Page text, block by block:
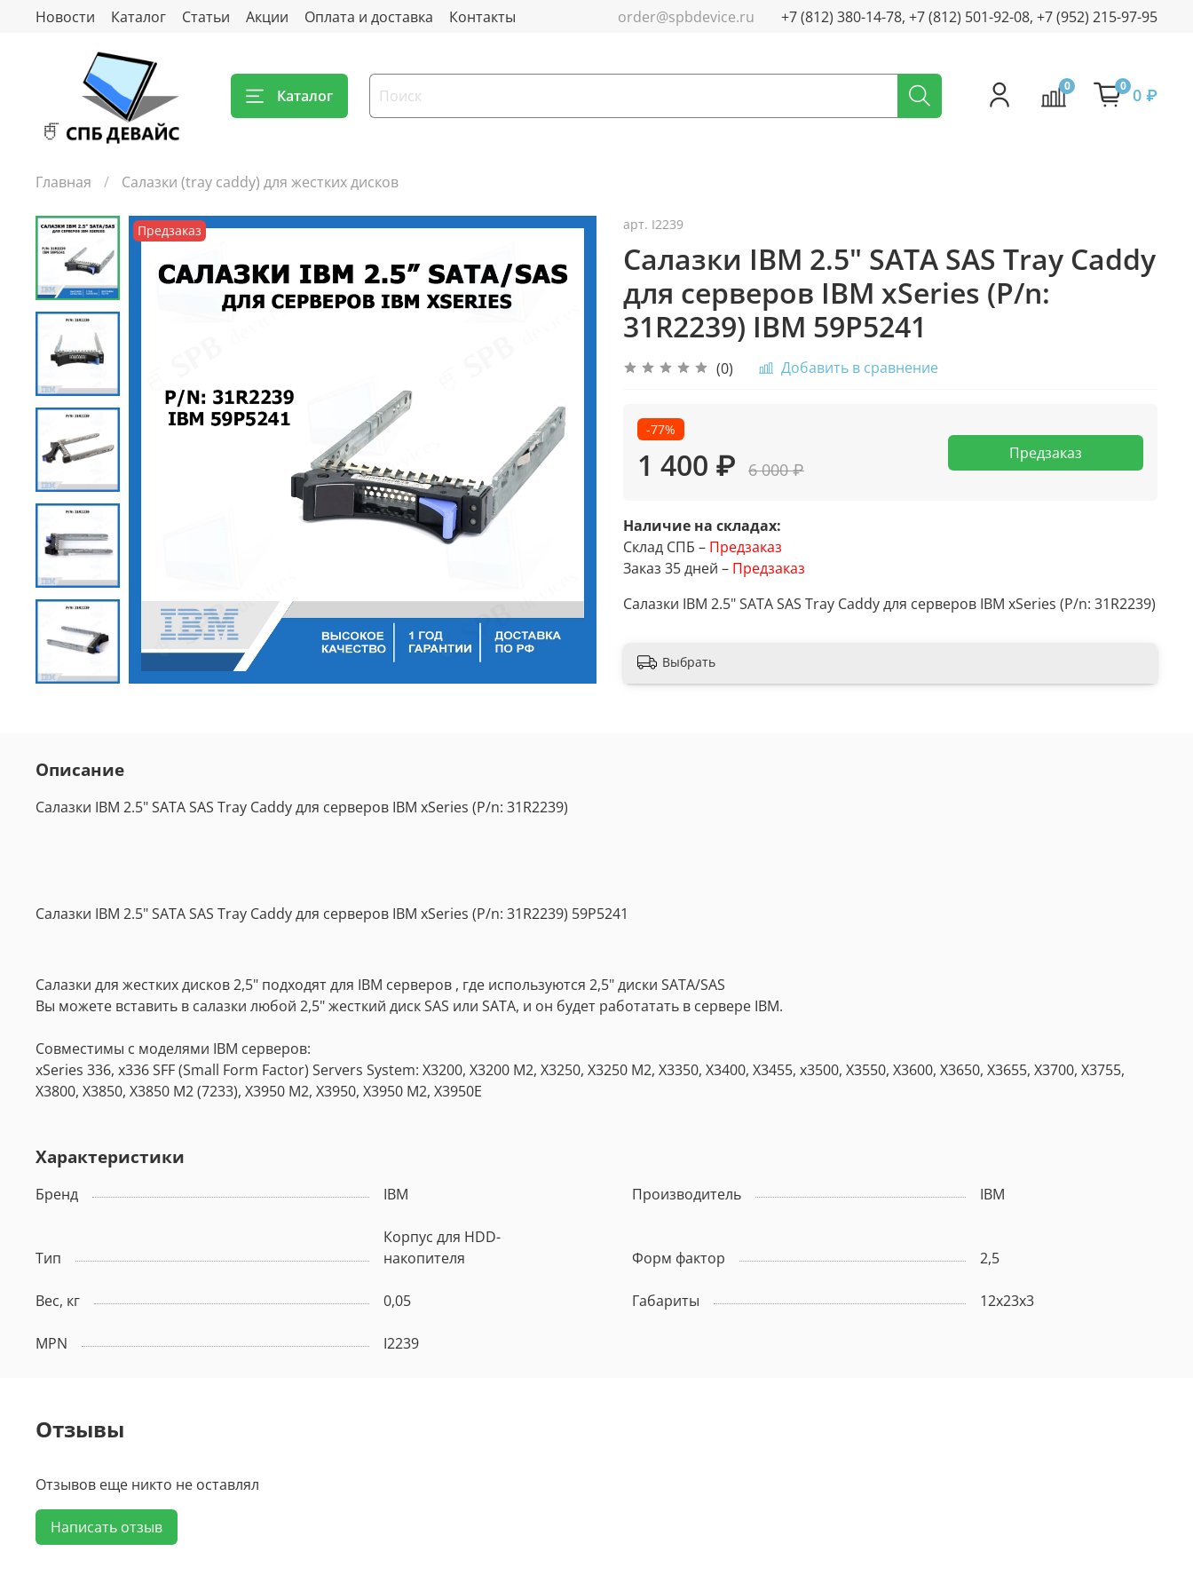
Новости Каталог Статьи Акции Оплата и доставка Контакты order@spbdevice.ru +7 (812) 380-14-78, +7 (812) 501-92-08, +7 (952) 215-97-95
Каталог
0 0 0 ₽
Главная Салазки (tray caddy) для жестких дисков
Предзаказ арт. I2239
Салазки IBM 2.5" SATA SAS Tray Caddy
для серверов IBM xSeries (P/n:
31R2239) IBM 59P5241
(0) Добавить в сравнение
-77%
1 400 ₽ 6 000 ₽
Предзаказ
Наличие на складах:
Склад СПБ – Предзаказ
Заказ 35 дней – Предзаказ
Салазки IBM 2.5" SATA SAS Tray Caddy для серверов IBM xSeries (P/n: 31R2239)
Выбрать
Описание
Салазки IBM 2.5" SATA SAS Tray Caddy для серверов IBM xSeries (P/n: 31R2239)
Салазки IBM 2.5" SATA SAS Tray Caddy для серверов IBM xSeries (P/n: 31R2239) 59P5241
Салазки для жестких дисков 2,5" подходят для IBM серверов , где используются 2,5" диски SATA/SAS
Вы можете вставить в салазки любой 2,5" жесткий диск SAS или SATA, и он будет работатать в сервере IBM.
Совместимы с моделями IBM серверов:
xSeries 336, x336 SFF (Small Form Factor) Servers System: X3200, X3200 M2, X3250, X3250 M2, X3350, X3400, X3455, x3500, X3550, X3600, X3650, X3655, X3700, X3755,
X3800, X3850, X3850 M2 (7233), X3950 M2, X3950, X3950 M2, X3950E
Характеристики
Бренд IBM Производитель IBM
Тип
Корпус для HDD-
накопителя
Форм фактор 2,5
Вес, кг 0,05 Габариты 12x23x3
MPN I2239
Отзывы
Отзывов еще никто не оставлял
Написать отзыв